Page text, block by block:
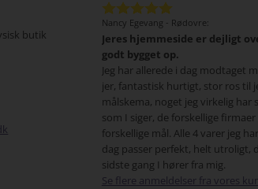
butik
overskuelig,
mine varer fra
ros til jeres
har savnet,for
firmaer har
jeg har modtaget i
det er ikke
Jytte Lemke, Lynge:
Først tak for den hurtige
fantastisk. Dernæst er
gode til os modne quinder,
være pæne. Så tak for et godt
Se flere anmeldelser fra vores